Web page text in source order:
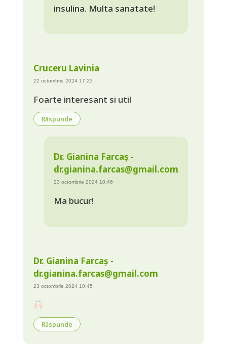
insulina. Multa sanatate!
Cruceru Lavinia
22 octombrie 2024 17:23
Foarte interesant si util
Răspunde
Dr. Gianina Farcaș -
dr.gianina.farcas@gmail.com
23 octombrie 2024 10:46
Ma bucur!
Dr. Gianina Farcaș -
dr.gianina.farcas@gmail.com
23 octombrie 2024 10:45
Răspunde